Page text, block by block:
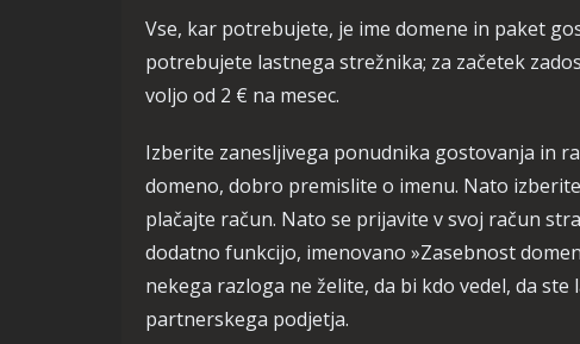
Vse, kar potrebujete, je ime domene in paket
potrebujete lastnega strežnika; za začetek
voljo od 2 € na mesec.
Izberite zanesljivega ponudnika gostovanja in
domeno, dobro premislite o imenu. Nato
plačajte račun. Nato se prijavite v svoj račun
dodatno funkcijo, imenovano »Zasebnost
nekega razloga ne želite, da bi kdo vedel, da
partnerskega podjetja.